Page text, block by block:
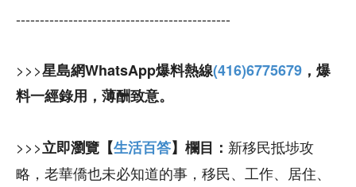
---------------------------------------------
>>>星島網WhatsApp爆料熱線(416)6775679 ，爆
料一經錄用，薄酬致意。
>>>立即瀏覽【生活百答】欄目： 新移民抵埗攻
略，老華僑也未必知道的事，移民、工作、居住、